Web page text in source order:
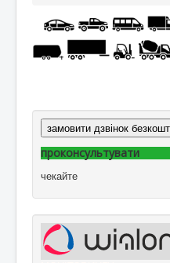
замовити дзвінок
проконсультувати
чекайте